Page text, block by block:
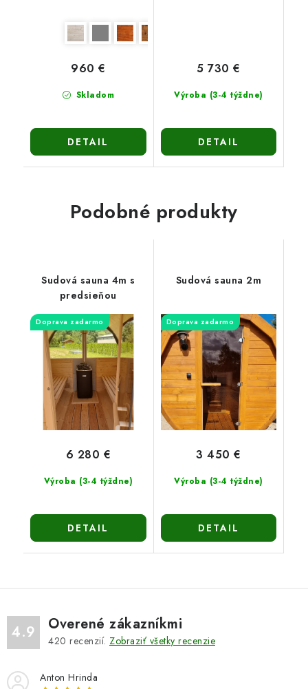
Skladom
960 €
DETAIL
Výroba (3-4 týždne)
5 730 €
DETAIL
Podobné produkty
Sudová sauna 4m s
predsieňou
Doprava zadarmo
Výroba (3-4 týždne)
6 280 €
DETAIL
Sudová sauna 2m
Doprava zadarmo
Výroba (3-4 týždne)
3 450 €
DETAIL
4.9 Overené zákazníkmi
420 recenzií. Zobraziť všetky recenzie
Anton Hrinda